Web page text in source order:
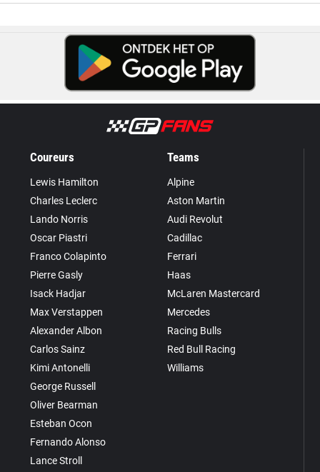
Coureurs
Lewis Hamilton
Charles Leclerc
Lando Norris
Oscar Piastri
Franco Colapinto
Pierre Gasly
Isack Hadjar
Max Verstappen
Alexander Albon
Carlos Sainz
Kimi Antonelli
George Russell
Oliver Bearman
Esteban Ocon
Fernando Alonso
Lance Stroll
Teams
Alpine
Aston Martin
Audi Revolut
Cadillac
Ferrari
Haas
McLaren Mastercard
Mercedes
Racing Bulls
Red Bull Racing
Williams